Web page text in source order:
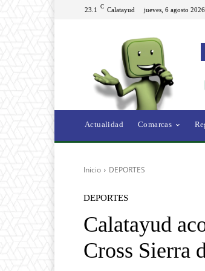
23.1 C Calatayud jueves, 6 agosto 2026
Actualidad Comarcas
Inicio DEPORTES
DEPORTES
Calatayud
Cross Sierra